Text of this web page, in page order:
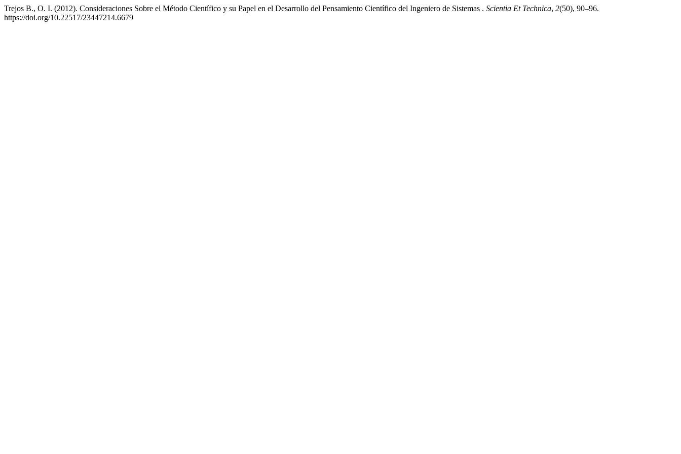
Trejos B., O. I. (2012). Consideraciones Sobre el Método Científico y su Papel en el Desarrollo del Pensamiento Científico del Ingeniero de Sistemas . Scientia Et Technica, 2(50), 90–96.
https://doi.org/10.22517/23447214.6679